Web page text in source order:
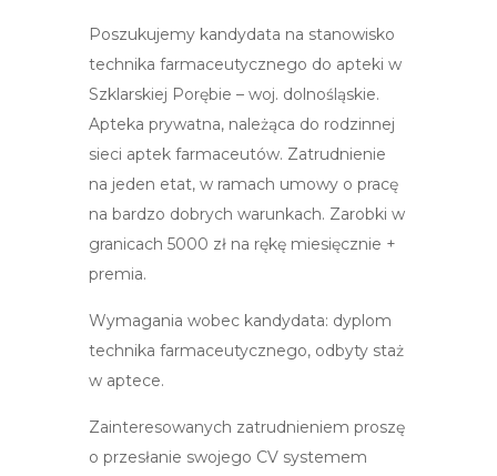
Poszukujemy kandydata na stanowisko
technika farmaceutycznego do apteki w
Szklarskiej Porębie – woj. dolnośląskie.
Apteka prywatna, należąca do rodzinnej
sieci aptek farmaceutów. Zatrudnienie
na jeden etat, w ramach umowy o pracę
na bardzo dobrych warunkach. Zarobki w
granicach 5000 zł na rękę miesięcznie +
premia.
Wymagania wobec kandydata: dyplom
technika farmaceutycznego, odbyty staż
w aptece.
Zainteresowanych zatrudnieniem proszę
o przesłanie swojego CV systemem